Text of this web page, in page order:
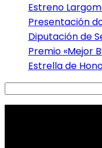
Estreno
Presentación
Diputación de
Premio «Mejor
Estrella de